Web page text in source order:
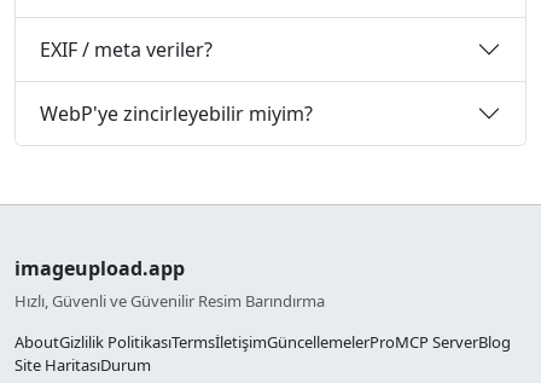
EXIF / meta veriler?
WebP'ye zincirleyebilir miyim?
imageupload.app
Hızlı, Güvenli ve Güvenilir Resim Barındırma
AboutGizlilik PolitikasıTermsİletişimGüncellemelerProMCP ServerBlog
Site HaritasıDurum